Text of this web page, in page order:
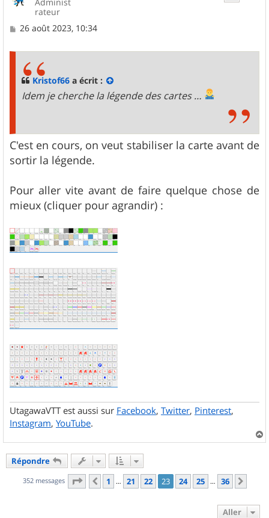
rateur
M
26 août 2023, 10:34
Kristof66 a écrit :
Idem je cherche la légende des cartes …
C'est en cours, on veut stabiliser la carte avant de
sortir la légende.
Pour aller vite avant de faire quelque chose de
mieux (cliquer pour agrandir) :
UtagawaVTT est aussi sur Facebook, Twitter, Pinterest,
Instagram, YouTube.
a
Répondre
352 messages Page 23 sur36
Précédent
1 … 21 22 23 24 25 … 36
Aller